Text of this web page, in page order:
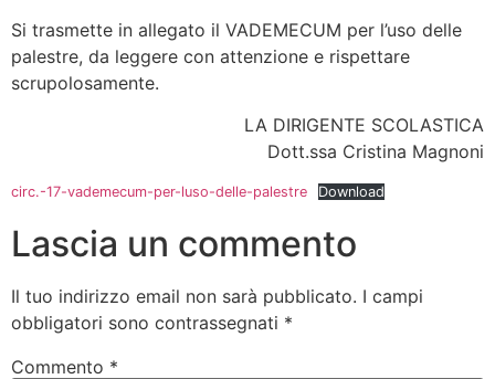
Si trasmette in allegato il VADEMECUM per l’uso delle
palestre, da leggere con attenzione e rispettare
scrupolosamente.
LA DIRIGENTE SCOLASTICA
Dott.ssa Cristina Magnoni
circ.-17-vademecum-per-luso-delle-palestre Download
Lascia un commento
Il tuo indirizzo email non sarà pubblicato. I campi
obbligatori sono contrassegnati *
Commento *